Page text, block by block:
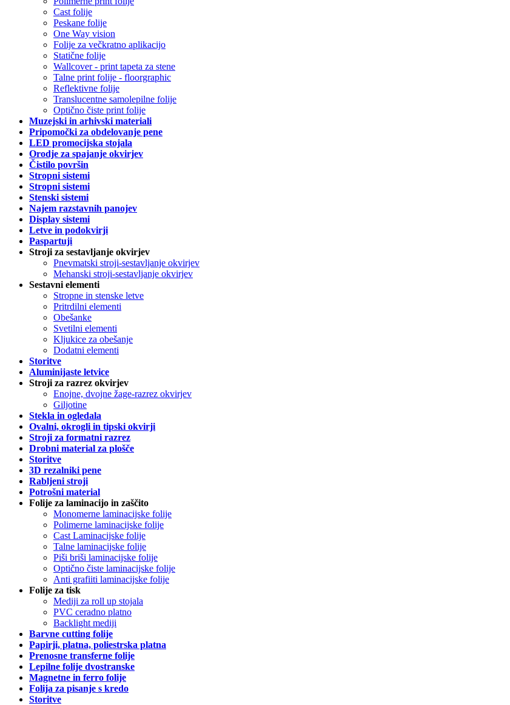
Cast folije
Peskane folije
One Way vision
Folije za večkratno aplikacijo
Statične folije
Wallcover - print tapeta za stene
Talne print folije - floorgraphic
Reflektivne folije
Translucentne samolepilne folije
Optično čiste print folije
Muzejski in arhivski materiali
Pripomočki za obdelovanje pene
LED promocijska stojala
Orodje za spajanje okvirjev
Čistilo površin
Stropni sistemi
Stropni sistemi
Stenski sistemi
Najem razstavnih panojev
Display sistemi
Letve in podokvirji
Paspartuji
Stroji za sestavljanje okvirjev
Pnevmatski stroji-sestavljanje okvirjev
Mehanski stroji-sestavljanje okvirjev
Sestavni elementi
Stropne in stenske letve
Pritrdilni elementi
Obešanke
Svetilni elementi
Kljukice za obešanje
Dodatni elementi
Storitve
Aluminijaste letvice
Stroji za razrez okvirjev
Enojne, dvojne žage-razrez okvirjev
Giljotine
Stekla in ogledala
Ovalni, okrogli in tipski okvirji
Stroji za formatni razrez
Drobni material za plošče
Storitve
3D rezalniki pene
Rabljeni stroji
Potrošni material
Folije za laminacijo in zaščito
Monomerne laminacijske folije
Polimerne laminacijske folije
Cast Laminacijske folije
Talne laminacijske folije
Piši briši laminacijske folije
Optično čiste laminacijske folije
Anti grafiiti laminacijske folije
Folije za tisk
Mediji za roll up stojala
PVC ceradno platno
Backlight mediji
Barvne cutting folije
Papirji, platna, poliestrska platna
Prenosne transferne folije
Lepilne folije dvostranske
Magnetne in ferro folije
Folija za pisanje s kredo
Storitve